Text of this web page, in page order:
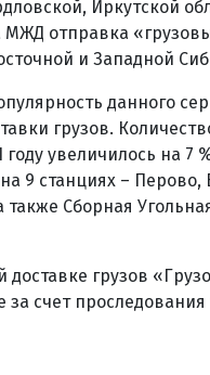
Иркутской
отправка
и Западной
данного
грузов.
году увеличилось на 7
9 станциях –
также Сборная
доставке грузов
за счет